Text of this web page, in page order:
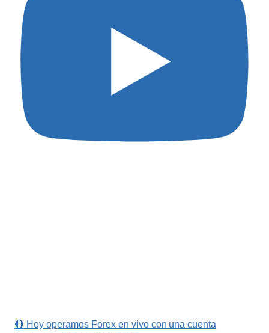
🔴 Hoy operamos Forex en vivo con una cuenta